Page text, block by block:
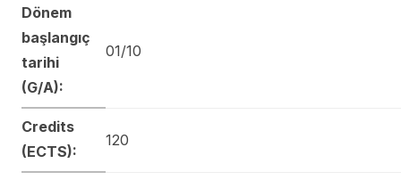
Dönem
başlangıç
tarihi
(G/A):
01/10
Credits
(ECTS):
120